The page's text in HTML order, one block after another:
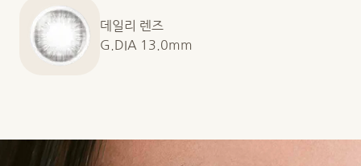
데일리 렌즈
G.DIA 13.0mm